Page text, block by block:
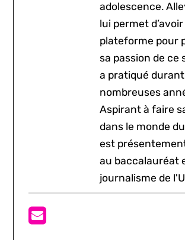
adolescence.
lui permet
plateforme pour
sa passion de ce
a pratiqué durant
nombreuses
Aspirant à faire
dans le monde
est
au baccalauréat
journalisme de